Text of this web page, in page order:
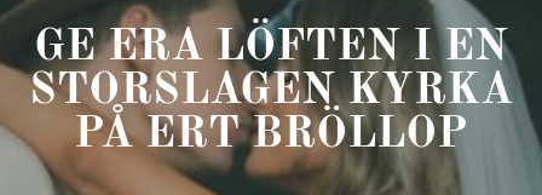
GE ERA LÖFTEN I EN
STORSLAGEN KYRKA
PÅ ERT BRÖLLOP